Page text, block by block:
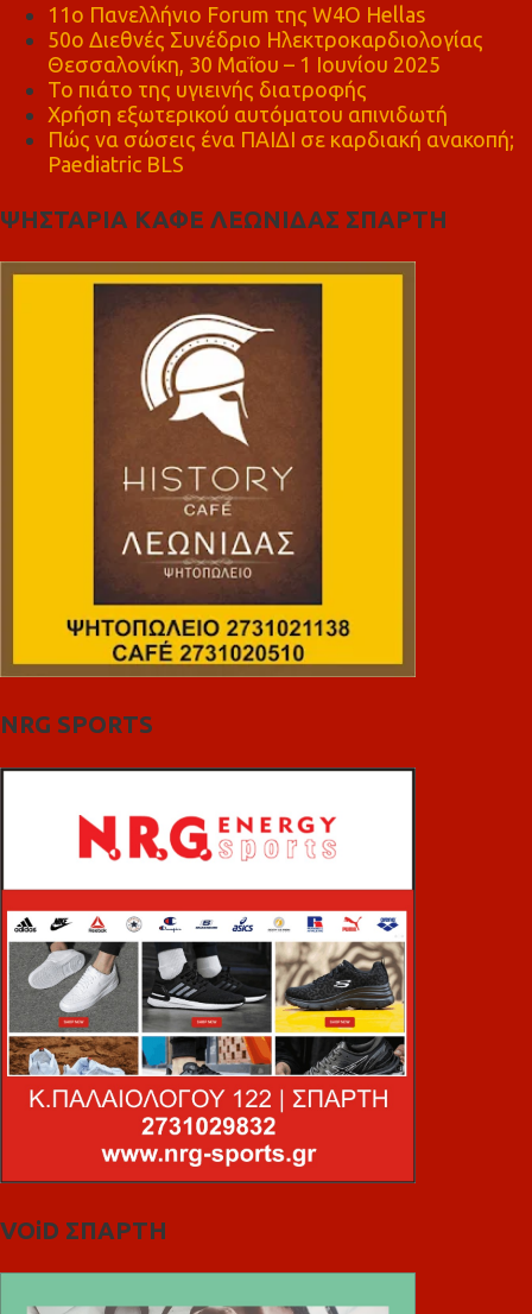
11ο Πανελλήνιο Forum της W4O Hellas
50ο Διεθνές Συνέδριο Ηλεκτροκαρδιολογίας
Θεσσαλονίκη, 30 Μαΐου – 1 Ιουνίου 2025
Το πιάτο της υγιεινής διατροφής
Χρήση εξωτερικού αυτόματου απινιδωτή
Πώς να σώσεις ένα ΠΑΙΔΙ σε καρδιακή ανακοπή;
Paediatric BLS
ΨΗΣΤΑΡΙΑ ΚΑΦΕ ΛΕΩΝΙΔΑΣ ΣΠΑΡΤΗ
NRG SPORTS
VOiD ΣΠΑΡΤΗ